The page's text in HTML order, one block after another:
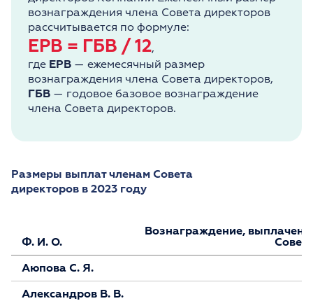
вознаграждения члена Совета директоров
рассчитывается по формуле:
ЕРВ = ГБВ / 12,
где ЕРВ — ежемесячный размер
вознаграждения члена Совета директоров,
ГБВ — годовое базовое вознаграждение
члена Совета директоров.
Размеры выплат членам Совета
директоров в 2023 году
Ф. И. О.
Вознаграждение,
Аюпова С. Я.
Александров В. В.